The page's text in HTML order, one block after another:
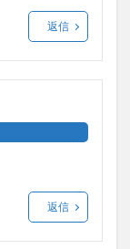
返信
返信